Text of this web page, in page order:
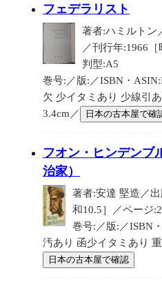
フェデラリスト
著者:ハミルトン
／刊行年:1966
判型:A5
巻号:／版:／ISBN・
欠 少イタミあり 少線引
3.4cm／
日本の古本屋で確
フオン・ヒンデンブ
治家）
著者:安達 堅造／
和10.5］／ページ
巻号:／版:／ISBN
汚あり 函少イタミあり
日本の古本屋で確認